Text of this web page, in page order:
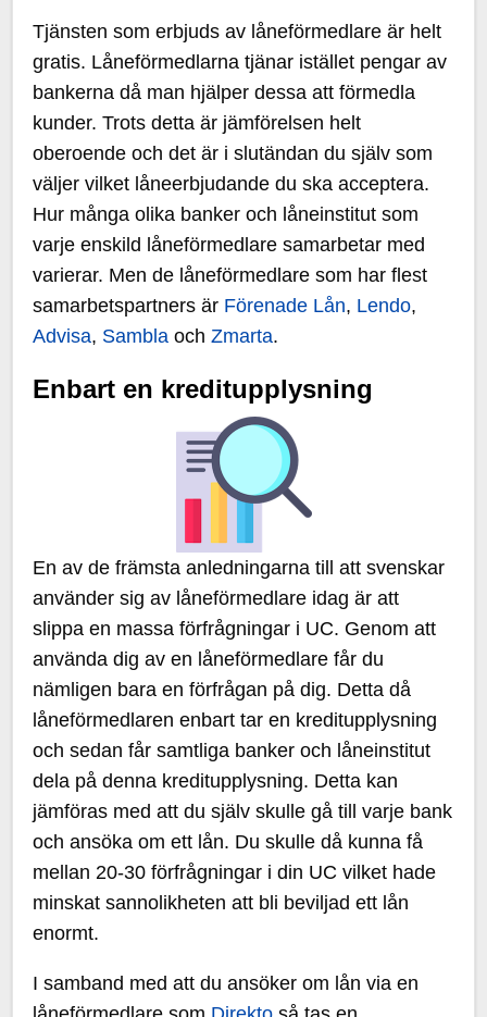
Tjänsten som erbjuds av låneförmedlare är helt
gratis. Låneförmedlarna tjänar istället pengar av
bankerna då man hjälper dessa att förmedla
kunder. Trots detta är jämförelsen helt
oberoende och det är i slutändan du själv som
väljer vilket låneerbjudande du ska acceptera.
Hur många olika banker och låneinstitut som
varje enskild låneförmedlare samarbetar med
varierar. Men de låneförmedlare som har flest
samarbetspartners är Förenade Lån, Lendo,
Advisa, Sambla ochZmarta.
Enbart en kreditupplysning
En av de främsta anledningarna till att svenskar
använder sig av låneförmedlare idag är att
slippa en massa förfrågningar i UC. Genom att
använda dig av en låneförmedlare får du
nämligen bara en förfrågan på dig. Detta då
låneförmedlaren enbart tar en kreditupplysning
och sedan får samtliga banker och låneinstitut
dela på denna kreditupplysning. Detta kan
jämföras med att du själv skulle gå till varje bank
och ansöka om ett lån. Du skulle då kunna få
mellan 20-30 förfrågningar i din UC vilket hade
minskat sannolikheten att bli beviljad ett lån
enormt.
I samband med att du ansöker om lån via en